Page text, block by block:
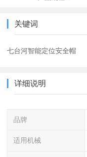
关键词
七台河智能定位安全帽
详细说明
品牌
适用机械